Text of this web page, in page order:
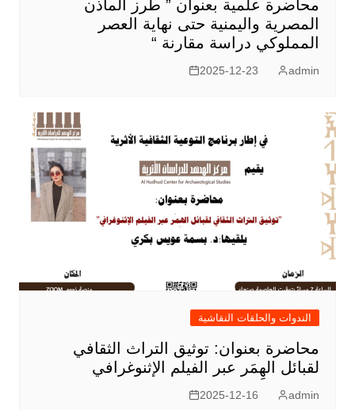
محاضرة علمية بعنوان ” طرز المآذن
المصرية واليمنية حتى نهاية العصر
المملوكي دراسة مقارنة “
admin
2025-12-23
الندوات والحلقات النقاشية
محاضرة بعنوان: توثيق التراث الثقافي
لقبائل الهِمَر عبر الفيلم الإثنوغرافي
admin
2025-12-16